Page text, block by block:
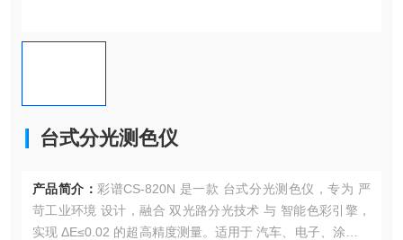
台式分光测色仪
产品简介： 彩谱CS-820N 是一款 台式分光测色仪，专为 严
苛工业环境 设计，融合 双光路分光技术 与 智能色彩引擎，
实现 ΔE≤0.02 的超高精度测量。适用于 汽车、电子、涂料、